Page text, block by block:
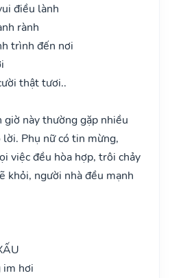
điều lành
rành
trình đến nơi
thật tươi..
này thường gặp nhiều
Phụ nữ có tin mừng,
việc đều hòa hợp, trôi chảy
khỏi, người nhà đều mạnh
im hơi